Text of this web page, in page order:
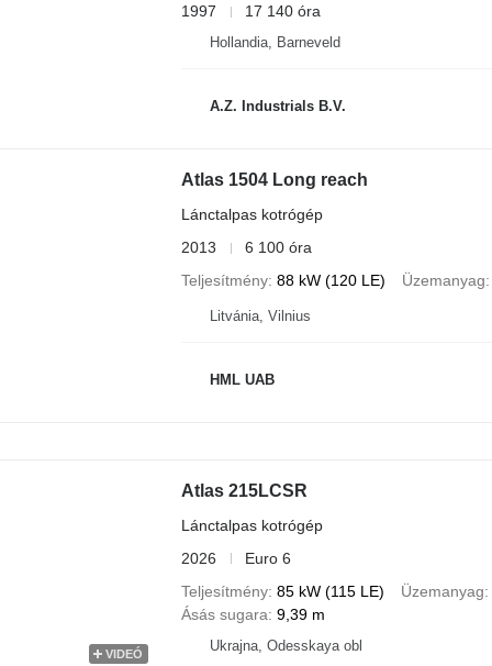
1997
17 140 óra
Hollandia, Barneveld
A.Z. Industrials B.V.
Atlas 1504 Long reach
Lánctalpas kotrógép
2013
6 100 óra
Teljesítmény 88 kW (120 LE) Üzemanyag
Litvánia, Vilnius
HML UAB
VIDEÓ
Atlas 215LCSR
Lánctalpas kotrógép
2026
Euro 6
Teljesítmény 85 kW (115 LE) Üzemanyag
Ásás sugara 9,39 m
Ukrajna, Odesskaya obl